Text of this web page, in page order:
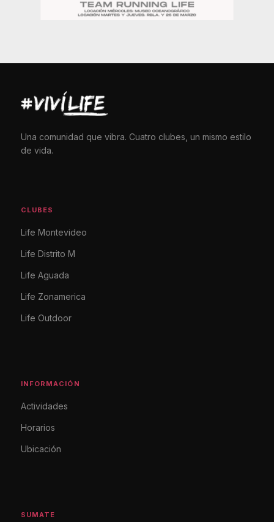
Una comunidad que vibra. Cuatro clubes, un mismo estilo
de vida.
CLUBES
Life Montevideo
Life Distrito M
Life Aguada
Life Zonamerica
Life Outdoor
INFORMACIÓN
Actividades
Horarios
Ubicación
SUMATE